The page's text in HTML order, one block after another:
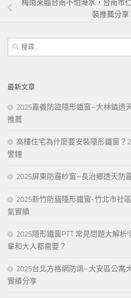
梅雨來臨台南不怕淹水，台南市
裝推薦分享
搜
尋
字:
最新文章
2025嘉義防盜隱形鐵窗–大林鎮透
推薦
高樓住宅為什麼要安裝隱形鐵窗？
警鐘
2025屏東防霾紗窗–長治鄉透天防
2025新竹防貓隱形鐵窗-竹北市社
氣實績
2025隱形鐵窗PTT 常見問題大解
輩和大人都需要？
2025台北方格網防鴿–大安區公寓
實績分享